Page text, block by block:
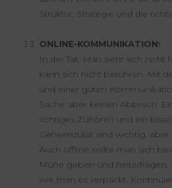
Struktur, Strategie und die
ONLINE-KOMMUNIKATION:
In der Tat: Man sieht sich nicht
kann sich nicht berühren. Mit
und einer guten
Sache aber keinen Abbruch.
richtiges Zuhören und ein
Geheimzutat sind wichtig, aber
Auch offline sollte man sich
Mühe geben und hinterfragen,
wie man es verpackt.